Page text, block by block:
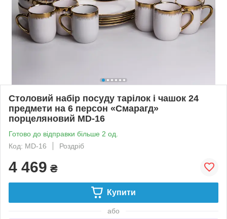
Столовий набір посуду тарілок і чашок 24
предмети на 6 персон «Смарагд»
порцеляновий MD-16
Готово до відправки більше 2 од.
Код: MD-16
Роздріб
4 469 ₴
Купити
або